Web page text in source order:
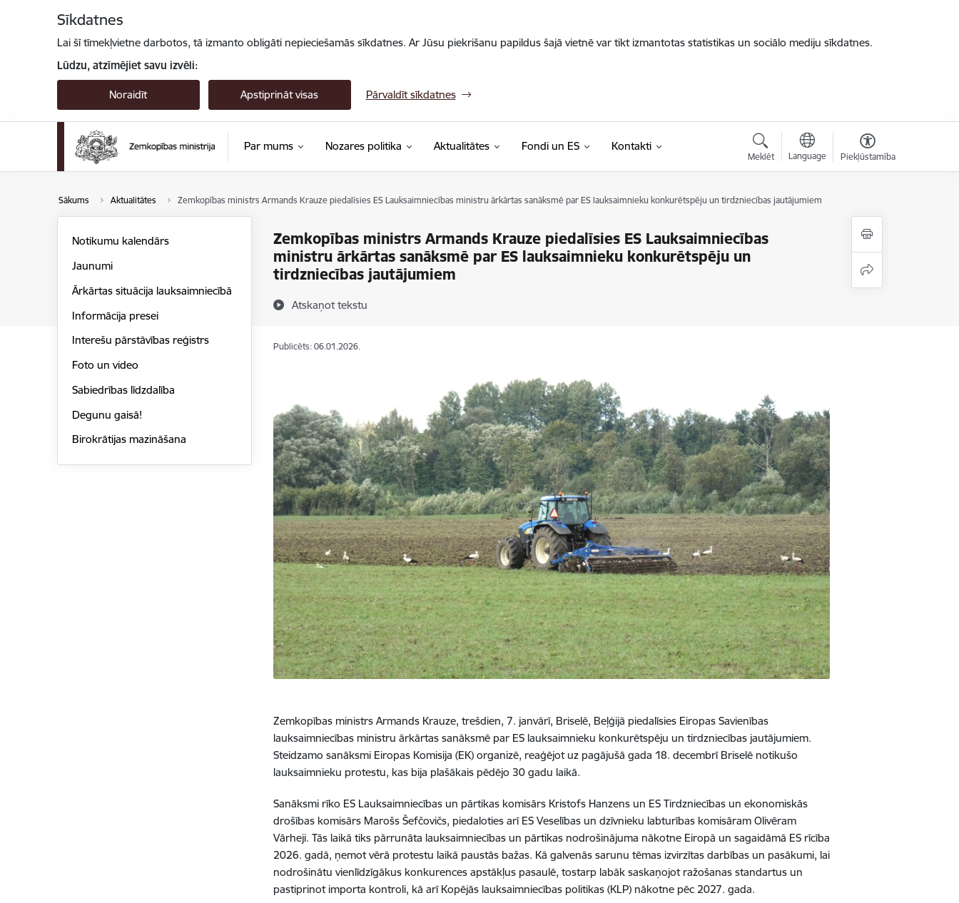
Sīkdatnes
Lai šī tīmekļvietne darbotos, tā izmanto obligāti nepieciešamās sīkdatnes. Ar Jūsu piekrišanu papildus šajā vietnē var tikt izmantotas statistikas un sociālo mediju sīkdatnes.
Lūdzu, atzīmējiet savu izvēli:
Noraidīt Apstiprināt visas Pārvaldīt sīkdatnes
Par mums Nozares politika Aktualitātes Fondi un ES Kontakti
Meklēt Language Piekļūstamība
Sākums Aktualitātes Zemkopības ministrs Armands Krauze piedalīsies ES Lauksaimniecības ministru ārkārtas sanāksmē par ES lauksaimnieku konkurētspēju un tirdzniecības jautājumiem
Zemkopības ministrs Armands Krauze piedalīsies ES Lauksaimniecības
ministru ārkārtas sanāksmē par ES lauksaimnieku konkurētspēju un
tirdzniecības jautājumiem
Atskaņot tekstu
Notikumu kalendārs
Jaunumi
Ārkārtas situācija lauksaimniecībā
Informācija presei
Interešu pārstāvības reģistrs
Foto un video
Sabiedrības līdzdalība
Degunu gaisā!
Birokrātijas mazināšana
Publicēts: 06.01.2026.
Zemkopības ministrs Armands Krauze, trešdien, 7. janvārī, Briselē, Beļģijā piedalīsies Eiropas Savienības
lauksaimniecības ministru ārkārtas sanāksmē par ES lauksaimnieku konkurētspēju un tirdzniecības jautājumiem.
Steidzamo sanāksmi Eiropas Komisija (EK) organizē, reaģējot uz pagājušā gada 18. decembrī Briselē notikušo
lauksaimnieku protestu, kas bija plašākais pēdējo 30 gadu laikā.
Sanāksmi rīko ES Lauksaimniecības un pārtikas komisārs Kristofs Hanzens un ES Tirdzniecības un ekonomiskās
drošības komisārs Marošs Šefčovičs, piedaloties arī ES Veselības un dzīvnieku labturības komisāram Olivēram
Vārheji. Tās laikā tiks pārrunāta lauksaimniecības un pārtikas nodrošinājuma nākotne Eiropā un sagaidāmā ES rīcība
2026. gadā, ņemot vērā protestu laikā paustās bažas. Kā galvenās sarunu tēmas izvirzītas darbības un pasākumi, lai
nodrošinātu vienlīdzīgākus konkurences apstākļus pasaulē, tostarp labāk saskaņojot ražošanas standartus un
pastiprinot importa kontroli, kā arī Kopējās lauksaimniecības politikas (KLP) nākotne pēc 2027. gada.